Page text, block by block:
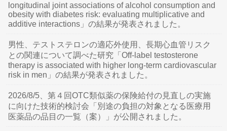
longitudinal joint associations of alcohol consumption and
obesity with diabetes risk: evaluating multiplicative and
additive interactions」の結果が発表されました。
男性、テストステロンの適応外使用、長期心血管リスク
との関連について調べた研究「Off-label testosterone
therapy is associated with higher long-term cardiovascular
risk in men」の結果が発表されました。
2026/8/5、第４回OTC類似薬の保険給付の見直しの実施
に向けた技術的検討会「別途の負担の対象となる医療用
医薬品の品目の一覧（案）」が公開されました。